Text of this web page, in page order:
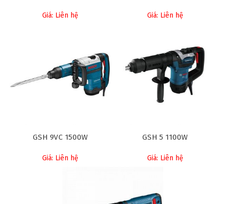
Giá: Liên hệ Giá: Liên hệ
GSH 9VC 1500W
Giá: Liên hệ
GSH 5 1100W
Giá: Liên hệ